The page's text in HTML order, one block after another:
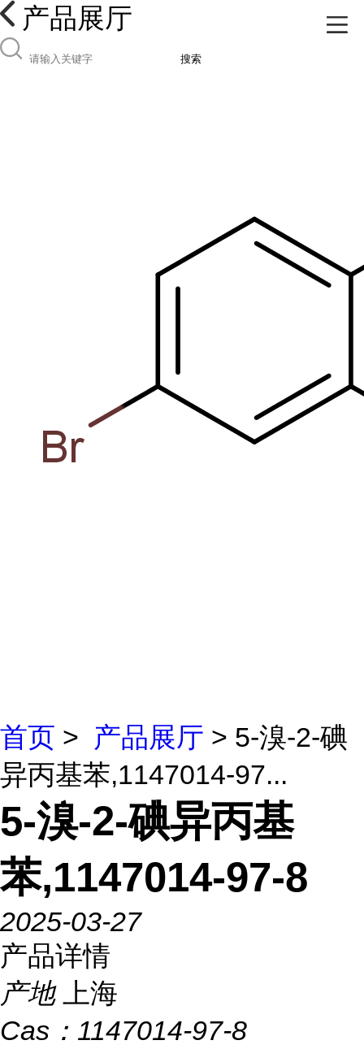
产品展厅
搜索
首页 > 产品展厅 > 5-溴-2-碘
异丙基苯,1147014-97...
5-溴-2-碘异丙基
苯,1147014-97-8
2025-03-27
产品详情
产地
上海
Cas： 1147014-97-8